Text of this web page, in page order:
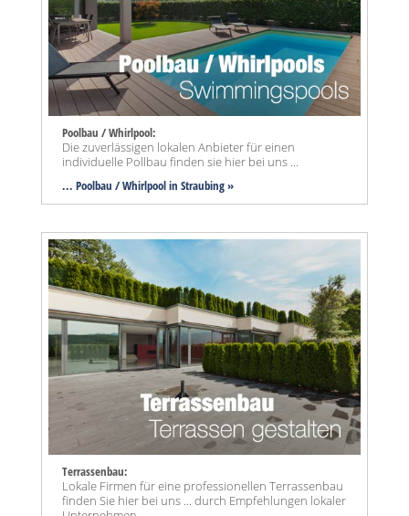
Poolbau / Whirlpool:
Die zuverlässigen lokalen Anbieter für einen
individuelle Pollbau finden sie hier bei uns ...
... Poolbau / Whirlpool in Straubing »
Terrassenbau:
Lokale Firmen für eine professionellen Terrassenbau
finden Sie hier bei uns ... durch Empfehlungen lokaler